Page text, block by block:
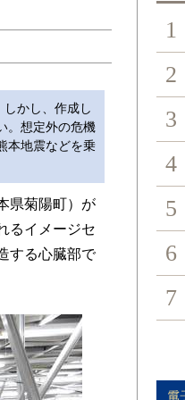
かし、作成し
。想定外の危機
本地震などを乗
県菊陽町）が
るイメージセ
する心臓部で
1
2
3
4
5
6
7